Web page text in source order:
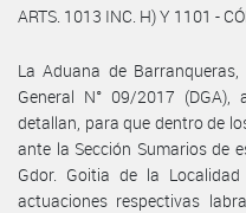
ARTS. 1013 INC. H) Y 1101 -
La Aduana de
General N° 09/2017
detallan, para que dentro de
ante la Sección Sumarios de
Gdor. Goitia de la
actuaciones respectivas